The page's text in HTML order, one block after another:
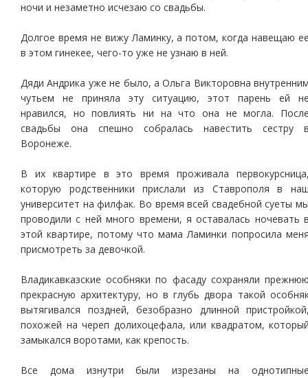
ночи и незаметно исчезаю со свадьбы.
Долгое время не вижу Ламинку, а потом, когда навещаю
в этом гинекее, чего-то уже не узнаю в ней.
Дяди Андрика уже не было, а Ольга Викторовна
чутьем не приняла эту ситуацию, этот парень ей
нравился, но повлиять ни на что она не могла.
свадьбы она спешно собралась навестить сестру
Воронеже.
В их квартире в это время проживала
которую родственники прислали из Ставрополя в
университет на филфак. Во время всей свадебной суеты
проводили с ней много времени, я оставалась ночевать
этой квартире, потому что мама Ламинки попросила
присмотреть за девочкой.
Владикавказские особняки по фасаду сохраняли
прекрасную архитектуру, но в глубь двора такой
вытягивался поздней, безобразно длинной
похожей на череп долихоцефала, или квадратом,
замыкался воротами, как крепость.
Все дома изнутри были изрезаны на